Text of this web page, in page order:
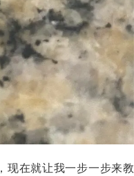
现在就让我一步一步来教